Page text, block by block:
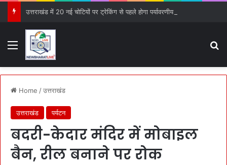
Menu
Home /उत्तराखंड
उत्तराखंड पर्यटन
बदरी-केदार मंदिर में मोबाइल
बैन, रील बनाने पर रोक